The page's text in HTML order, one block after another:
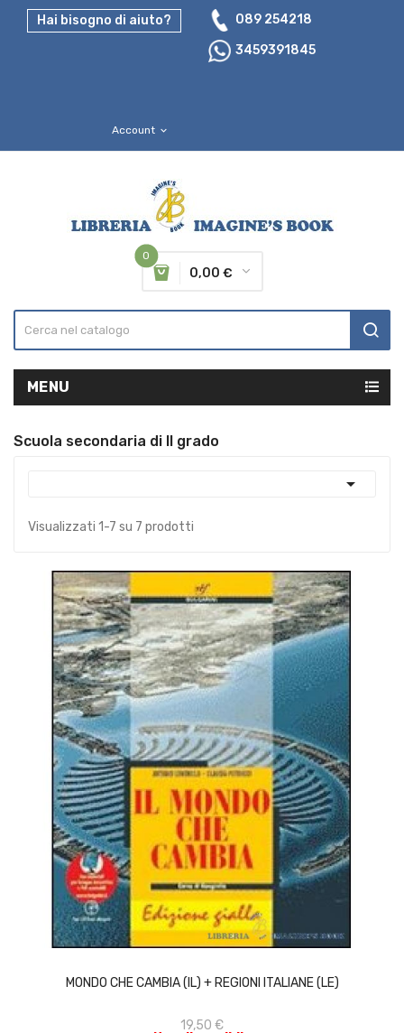
Hai bisogno di aiuto?
089 254218
3459391845
Account expand_more
0
0,00 €
MENU
Scuola secondaria di II grado

Visualizzati 1-7 su 7 prodotti
MONDO CHE CAMBIA (IL) + REGIONI ITALIANE (LE)
19,50 €
ACQUISTA